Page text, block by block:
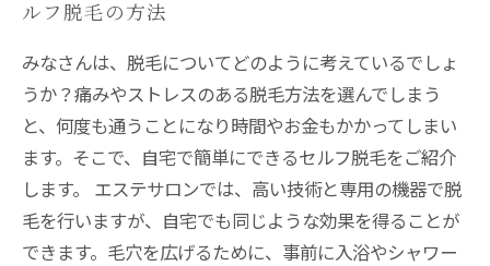
ルフ脱毛の方法
みなさんは、脱毛についてどのように考えているでしょ
うか？痛みやストレスのある脱毛方法を選んでしまう
と、何度も通うことになり時間やお金もかかってしまい
ます。そこで、自宅で簡単にできるセルフ脱毛をご紹介
します。 エステサロンでは、高い技術と専用の機器で脱
毛を行いますが、自宅でも同じような効果を得ることが
できます。毛穴を広げるために、事前に入浴やシャワー